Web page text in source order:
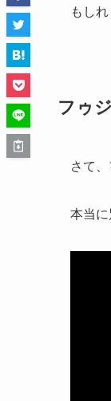
もしれ
フゥ
さて
本当に